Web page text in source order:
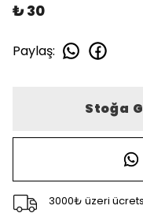
₺ 30
Paylaş:
Stoğa
3000₺ üzeri